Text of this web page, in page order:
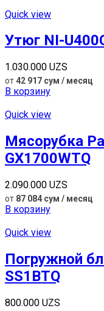
Quick view
Утюг NI-
1.030.000 UZS
от42 917 сум / месяц
В корзину
Quick view
Мясорубка
GX1700WTQ
2.090.000 UZS
от 87 084 сум / месяц
В корзину
Quick view
Погружной
SS1BTQ
800.000 UZS